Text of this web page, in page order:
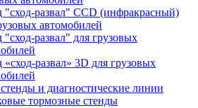
"сход-развал" CCD (инфракрасный)
автомобилей
"сход-развал" для грузовых
«сход-развал» 3D для грузовых
и диагностические линии
тормозные стенды